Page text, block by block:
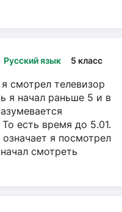
Русский язык 5 класс
смотрел телевизор
я начал раньше 5 и в
есть время до 5.01.
я посмотрел
смотреть